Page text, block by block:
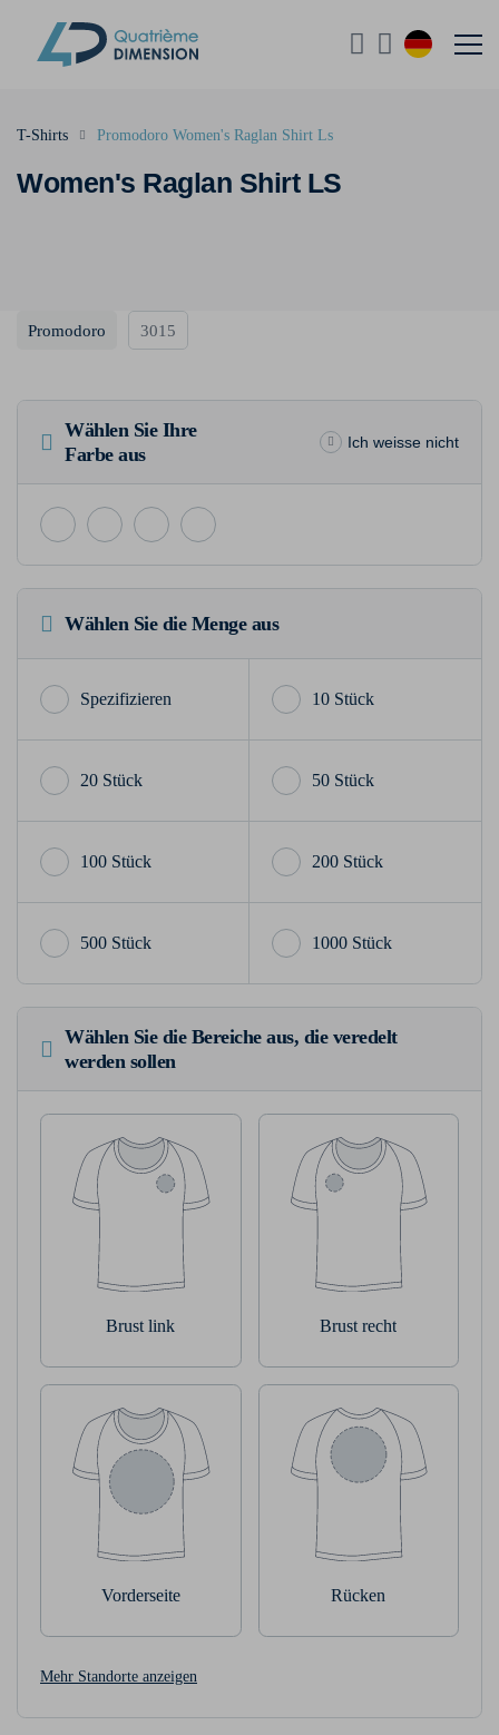
Women's Raglan Shirt LS
T-Shirts Promodoro Women's Raglan Shirt Ls
Promodoro 3015
Wählen Sie Ihre
Farbe aus
Ich weisse nicht
Wählen Sie die Menge aus
10 Stück
20 Stück 50 Stück
100 Stück 200 Stück
500 Stück 1000 Stück
Wählen Sie die Bereiche aus, die veredelt
werden sollen
Brust link Brust recht
Vorderseite Rücken
Mehr Standorte anzeigen